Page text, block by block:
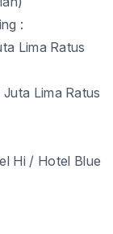
:
Lima Ratus
Lima Ratus
Hi / Hotel Blue